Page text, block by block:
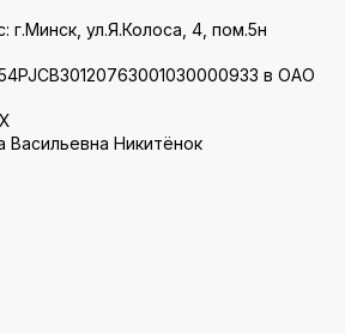
ул.Я.Колоса, 4, пом.5н
в ОАО
Васильевна Никитёнок